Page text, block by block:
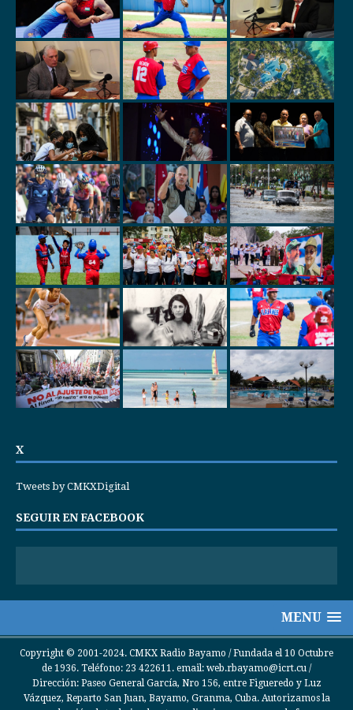
X
Tweets by CMKXDigital
SEGUIR EN FACEBOOK
MENU
Copyright © 2001-2024. CMKX Radio Bayamo / Fundada el 10 Octubre
de 1936. Teléfono: 23 422611. email: web.rbayamo@icrt.cu /
Dirección: Paseo General García, Nro 156, entre Figueredo y Luz
Vázquez, Reparto San Juan, Bayamo, Granma, Cuba. Autorizamos la